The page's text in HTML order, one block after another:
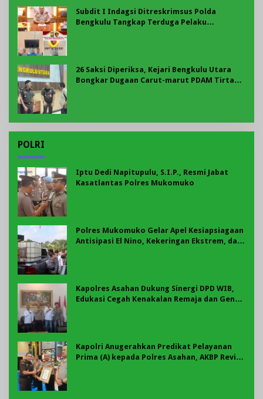
Subdit I Indagsi Ditreskrimsus Polda
Bengkulu Tangkap Terduga Pelaku
26 Saksi Diperiksa, Kejari Bengkulu Utara
Bongkar Dugaan Carut-marut PDAM Tirta
POLRI
Iptu Dedi Napitupulu, S.I.P., Resmi Jabat
Kasatlantas Polres Mukomuko
Polres Mukomuko Gelar Apel Kesiapsiagaan
Antisipasi El Nino, Kekeringan Ekstrem, dan
Kapolres Asahan Dukung Sinergi DPD WIB,
Edukasi Cegah Kenakalan Remaja dan Geng
Kapolri Anugerahkan Predikat Pelayanan
Prima (A) kepada Polres Asahan, AKBP Revi